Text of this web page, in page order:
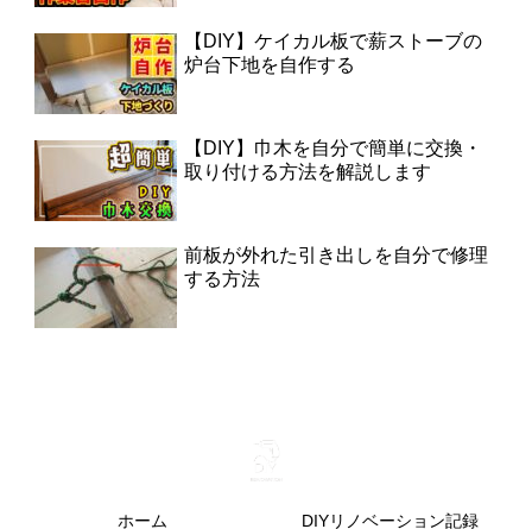
【DIY】ケイカル板で薪ストーブの
炉台下地を自作する
【DIY】巾木を自分で簡単に交換・
取り付ける方法を解説します
前板が外れた引き出しを自分で修理
する方法
ホーム DIYリノベーション記録